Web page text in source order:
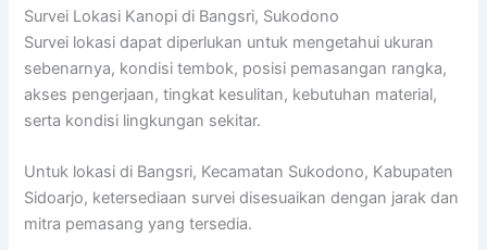
Survei Lokasi Kanopi di Bangsri, Sukodono
Survei lokasi dapat diperlukan untuk mengetahui ukuran
sebenarnya, kondisi tembok, posisi pemasangan rangka,
akses pengerjaan, tingkat kesulitan, kebutuhan material,
serta kondisi lingkungan sekitar.
Untuk lokasi di Bangsri, Kecamatan Sukodono, Kabupaten
Sidoarjo, ketersediaan survei disesuaikan dengan jarak dan
mitra pemasang yang tersedia.